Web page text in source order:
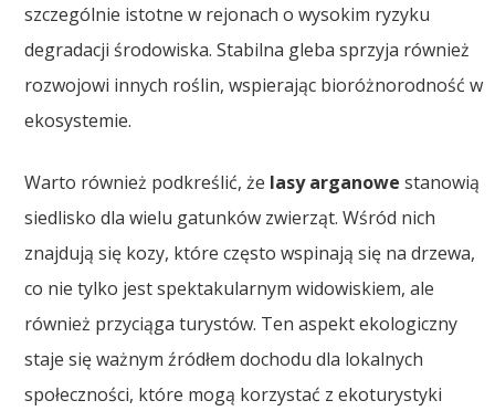
szczególnie istotne w rejonach o wysokim ryzyku
degradacji środowiska. Stabilna gleba sprzyja również
rozwojowi innych roślin, wspierając bioróżnorodność w
ekosystemie.
Warto również podkreślić, że lasy arganowe stanowią
siedlisko dla wielu gatunków zwierząt. Wśród nich
znajdują się kozy, które często wspinają się na drzewa,
co nie tylko jest spektakularnym widowiskiem, ale
również przyciąga turystów. Ten aspekt ekologiczny
staje się ważnym źródłem dochodu dla lokalnych
społeczności, które mogą korzystać z ekoturystyki